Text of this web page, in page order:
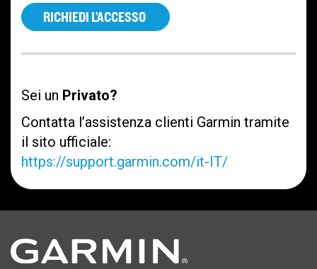
RICHIEDI L’ACCESSO
Sei un Privato?
Contatta l’assistenza clienti Garmin tramite
il sito ufficiale:
https://support.garmin.com/it-IT/